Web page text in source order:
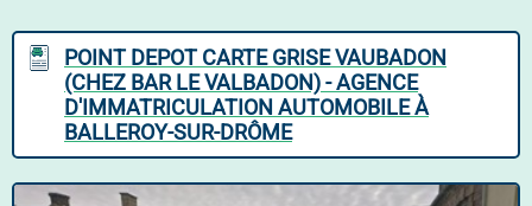
POINT DEPOT CARTE GRISE VAUBADON
(CHEZ BAR LE VALBADON) - AGENCE
D'IMMATRICULATION AUTOMOBILE À
BALLEROY-SUR-DRÔME